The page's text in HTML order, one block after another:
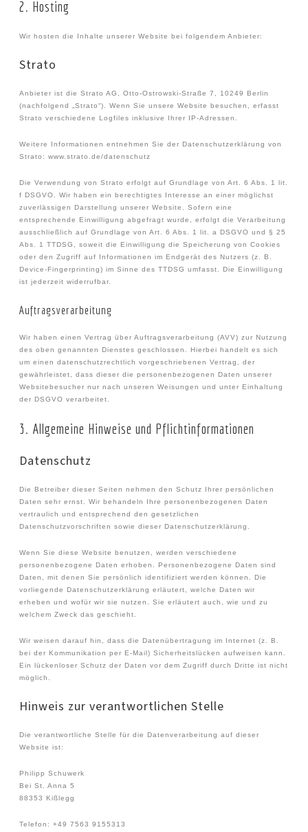
2. Hosting
Wir hosten die Inhalte unserer Website bei folgendem Anbieter:
Strato
Anbieter ist die Strato AG, Otto-Ostrowski-Straße 7, 10249 Berlin
(nachfolgend „Strato“). Wenn Sie unsere Website besuchen, erfasst
Strato verschiedene Logfiles inklusive Ihrer IP-Adressen.
Weitere Informationen entnehmen Sie der Datenschutzerklärung von
Strato: www.strato.de/datenschutz
Die Verwendung von Strato erfolgt auf Grundlage von Art. 6 Abs. 1 lit.
f DSGVO. Wir haben ein berechtigtes Interesse an einer möglichst
zuverlässigen Darstellung unserer Website. Sofern eine
entsprechende Einwilligung abgefragt wurde, erfolgt die Verarbeitung
ausschließlich auf Grundlage von Art. 6 Abs. 1 lit. a DSGVO und § 25
Abs. 1 TTDSG, soweit die Einwilligung die Speicherung von Cookies
oder den Zugriff auf Informationen im Endgerät des Nutzers (z. B.
Device-Fingerprinting) im Sinne des TTDSG umfasst. Die Einwilligung
ist jederzeit widerrufbar.
Auftragsverarbeitung
Wir haben einen Vertrag über Auftragsverarbeitung (AVV) zur Nutzung
des oben genannten Dienstes geschlossen. Hierbei handelt es sich
um einen datenschutzrechtlich vorgeschriebenen Vertrag, der
gewährleistet, dass dieser die personenbezogenen Daten unserer
Websitebesucher nur nach unseren Weisungen und unter Einhaltung
der DSGVO verarbeitet.
3. Allgemeine Hinweise und Pflicht­informationen
Datenschutz
Die Betreiber dieser Seiten nehmen den Schutz Ihrer persönlichen
Daten sehr ernst. Wir behandeln Ihre personenbezogenen Daten
vertraulich und entsprechend den gesetzlichen
Datenschutzvorschriften sowie dieser Datenschutzerklärung.
Wenn Sie diese Website benutzen, werden verschiedene
personenbezogene Daten erhoben. Personenbezogene Daten sind
Daten, mit denen Sie persönlich identifiziert werden können. Die
vorliegende Datenschutzerklärung erläutert, welche Daten wir
erheben und wofür wir sie nutzen. Sie erläutert auch, wie und zu
welchem Zweck das geschieht.
Wir weisen darauf hin, dass die Datenübertragung im Internet (z. B.
bei der Kommunikation per E-Mail) Sicherheitslücken aufweisen kann.
Ein lückenloser Schutz der Daten vor dem Zugriff durch Dritte ist nicht
möglich.
Hinweis zur verantwortlichen Stelle
Die verantwortliche Stelle für die Datenverarbeitung auf dieser
Website ist:
Philipp Schuwerk
Bei St. Anna 5
88353 Kißlegg
Telefon: +49 7563 9155313